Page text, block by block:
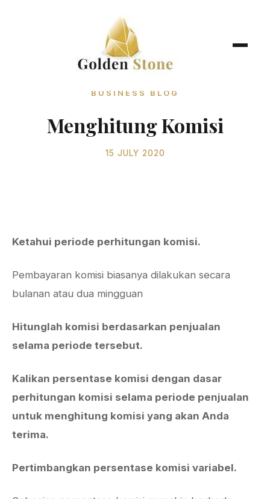
BUSINESS BLOG
Menghitung Komisi
15 JULY 2020
Ketahui periode perhitungan komisi.
Pembayaran komisi biasanya dilakukan secara
bulanan atau dua mingguan
Hitunglah komisi berdasarkan penjualan
selama periode tersebut.
Kalikan persentase komisi dengan dasar
perhitungan komisi selama periode penjualan
untuk menghitung komisi yang akan Anda
terima.
Pertimbangkan persentase komisi variabel.